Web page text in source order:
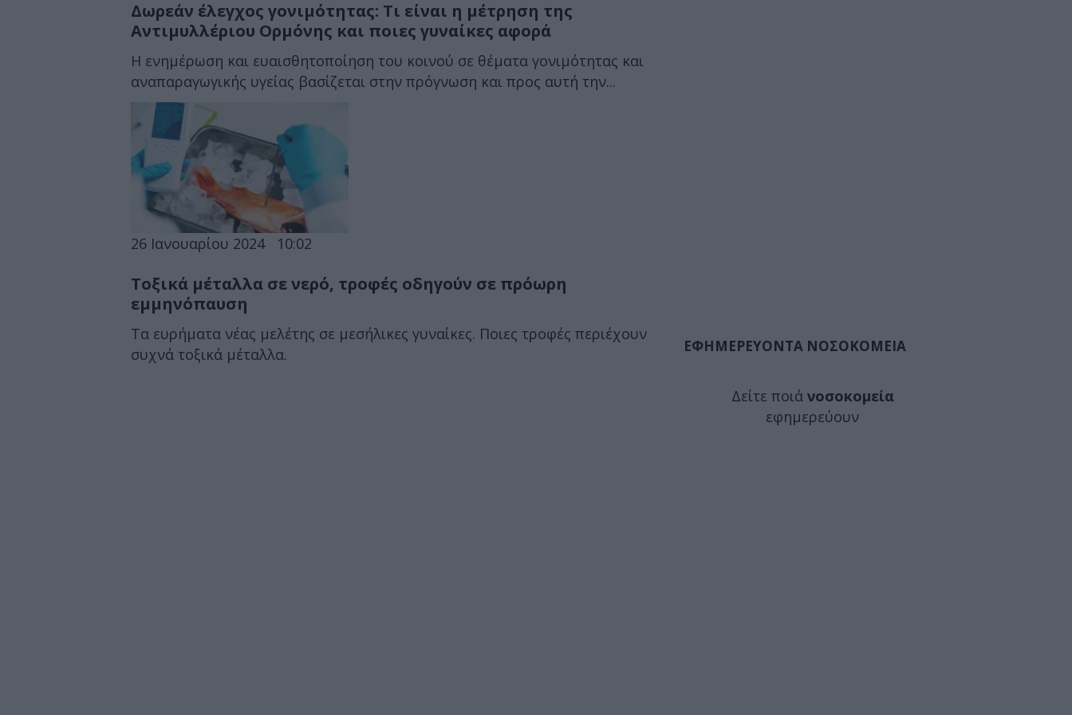
Δωρεάν έλεγχος γονιμότητας: Τι είναι η μέτρηση της
Αντιμυλλέριου Ορμόνης και ποιες γυναίκες αφορά
Η ενημέρωση και ευαισθητοποίηση του κοινού σε θέματα γονιμότητας και
αναπαραγωγικής υγείας βασίζεται στην πρόγνωση και προς αυτή την...
26 Ιανουαρίου 2024 10:02
Τοξικά μέταλλα σε νερό, τροφές οδηγούν σε πρόωρη
εμμηνόπαυση
Τα ευρήματα νέας μελέτης σε μεσήλικες γυναίκες. Ποιες τροφές περιέχουν
συχνά τοξικά μέταλλα.
ΕΦΗΜΕΡΕΥΟΝΤΑ ΝΟΣΟΚΟΜΕΙΑ
Δείτε ποιά νοσοκομεία
εφημερεύουν